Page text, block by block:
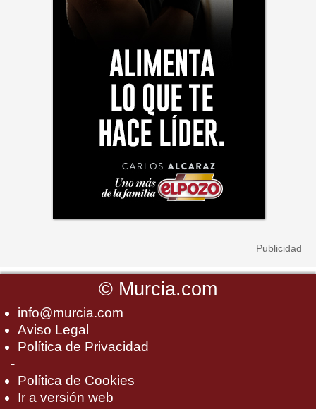
© Murcia.com
info@murcia.com
Aviso Legal
Política de Privacidad
-
Política de Cookies
Ir a versión web